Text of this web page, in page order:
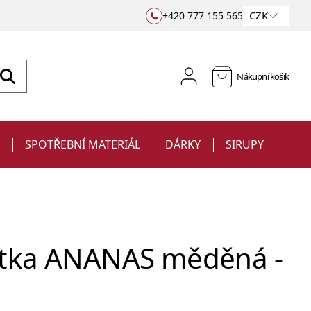
+420 777 155 565 CZK
Nákupní košík
SPOTŘEBNÍ MATERIÁL DÁRKY SIRUPY
ANANAS měděná -